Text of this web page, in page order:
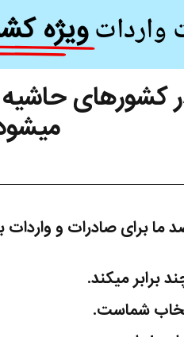
ویژه
کشورهای
برای صادرات و واردات
برابر میکند.
شماست.